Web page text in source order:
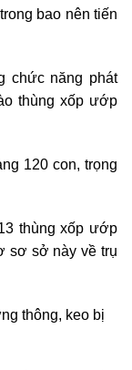
bao nên tiến
chức năng phát
thùng xốp ướp
120 con, trọng
thùng xốp ướp
sơ sở này về trụ
thông, keo bị